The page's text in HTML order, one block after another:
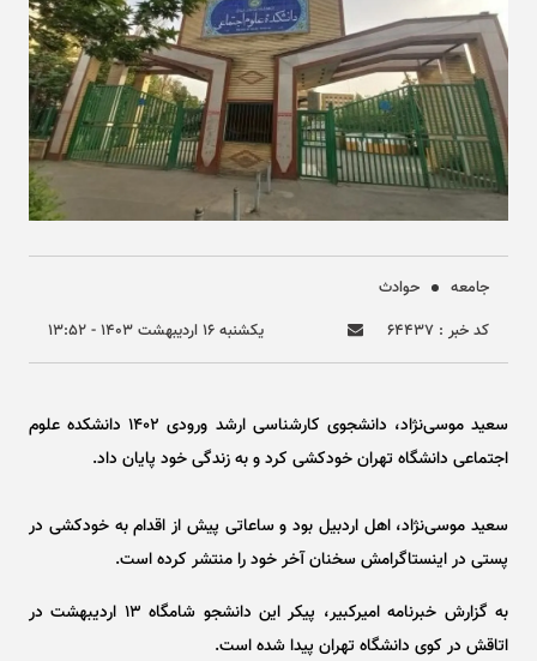
جامعه
حوادث
کد خبر : ۶۴۴۳۷
يکشنبه ۱۶ ارديبهشت ۱۴۰۳ - ۱۳:۵۲
سعید موسی‌نژاد، دانشجوی کارشناسی ارشد ورودی ۱۴۰۲ دانشکده علوم
اجتماعی دانشگاه تهران خودکشی کرد و به زندگی خود پایان داد.
سعید موسی‌نژاد، اهل اردبیل بود و ساعاتی پیش از اقدام به خودکشی در
پستی در اینستاگرامش سخنان آخر خود را منتشر کرده است.
به گزارش خبرنامه امیرکبیر، پیکر این دانشجو شامگاه ۱۳ اردیبهشت در
اتاقش در کوی دانشگاه تهران پیدا شده است.